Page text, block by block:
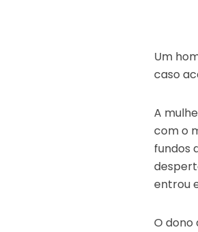
Um
caso
A
com o
fundos
entrou
O dono